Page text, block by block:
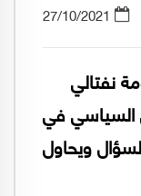
27/10/2021
نفتالي
السياسي في
ويحاول